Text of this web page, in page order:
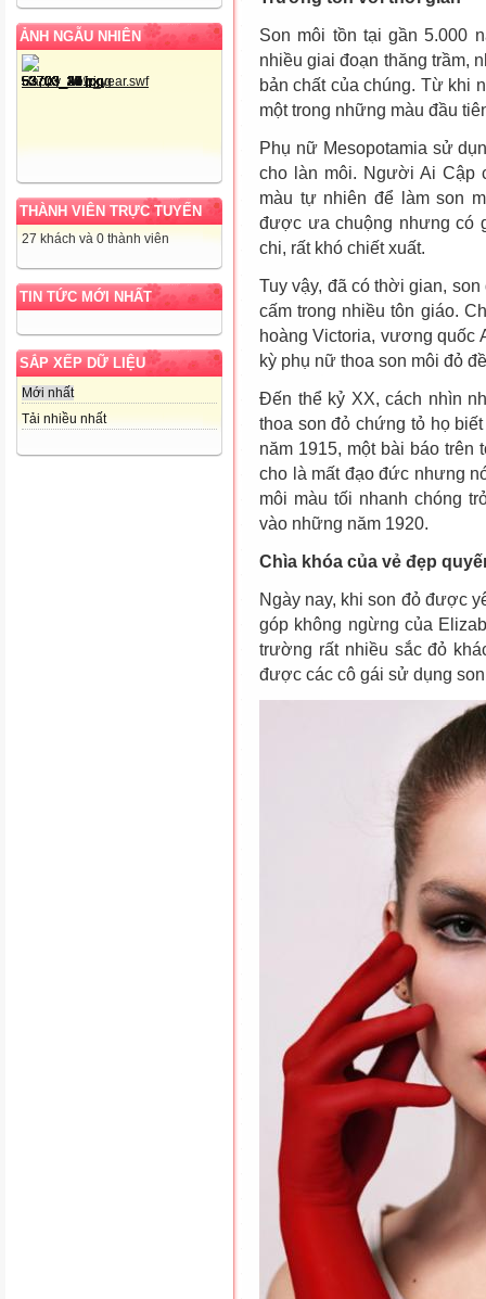
ẢNH NGẪU NHIÊN
THÀNH VIÊN TRỰC TUYẾN
27 khách và 0 thành viên
TIN TỨC MỚI NHẤT
SẮP XẾP DỮ LIỆU
Mới nhất
Tải nhiều nhất
Son môi tồn tại gần 5.000
nhiều giai đoạn thăng trầm,
bản chất của chúng. Từ khi
một trong những màu đầu
Phụ nữ Mesopotamia sử
cho làn môi. Người Ai Cập
màu tự nhiên để làm son
được ưa chuộng nhưng có
chi, rất khó chiết xuất.
Tuy vậy, đã có thời gian,
cấm trong nhiều tôn giáo.
hoàng Victoria, vương quốc
kỳ phụ nữ thoa son môi đỏ
Đến thể kỷ XX, cách nhìn
thoa son đỏ chứng tỏ họ
năm 1915, một bài báo
cho là mất đạo đức nhưng
môi màu tối nhanh chóng
vào những năm 1920.
Chìa khóa của vẻ đẹp
Ngày nay, khi son đỏ được
góp không ngừng của
trường rất nhiều sắc đỏ
được các cô gái sử dụng